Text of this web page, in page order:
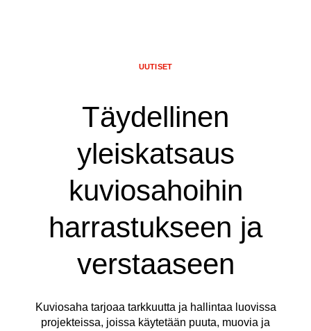
Täydellinen
yleiskatsaus
kuviosahoihin
harrastukseen ja
verstaaseen
UUTISET
Kuviosaha tarjoaa tarkkuutta ja hallintaa luovissa
projekteissa, joissa käytetään puuta, muovia ja